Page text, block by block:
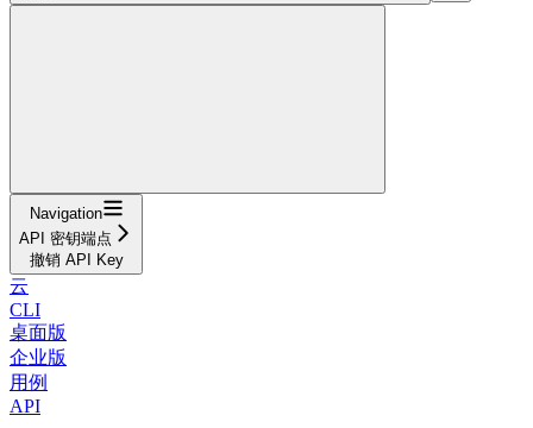
Navigation
API 密钥端点
撤销 API Key
云
CLI
桌面版
企业版
用例
API